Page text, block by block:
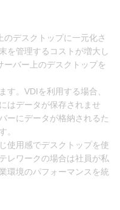
デスクトップに一元化さ
を管理するコストが増大し
ーバー上のデスクトップを
す。VDIを利用する場合、
はデータが保存されませ
ーにデータが格納されるた
。
使用感でデスクトップを使
レワークの場合は社員が私
環境のパフォーマンスを統